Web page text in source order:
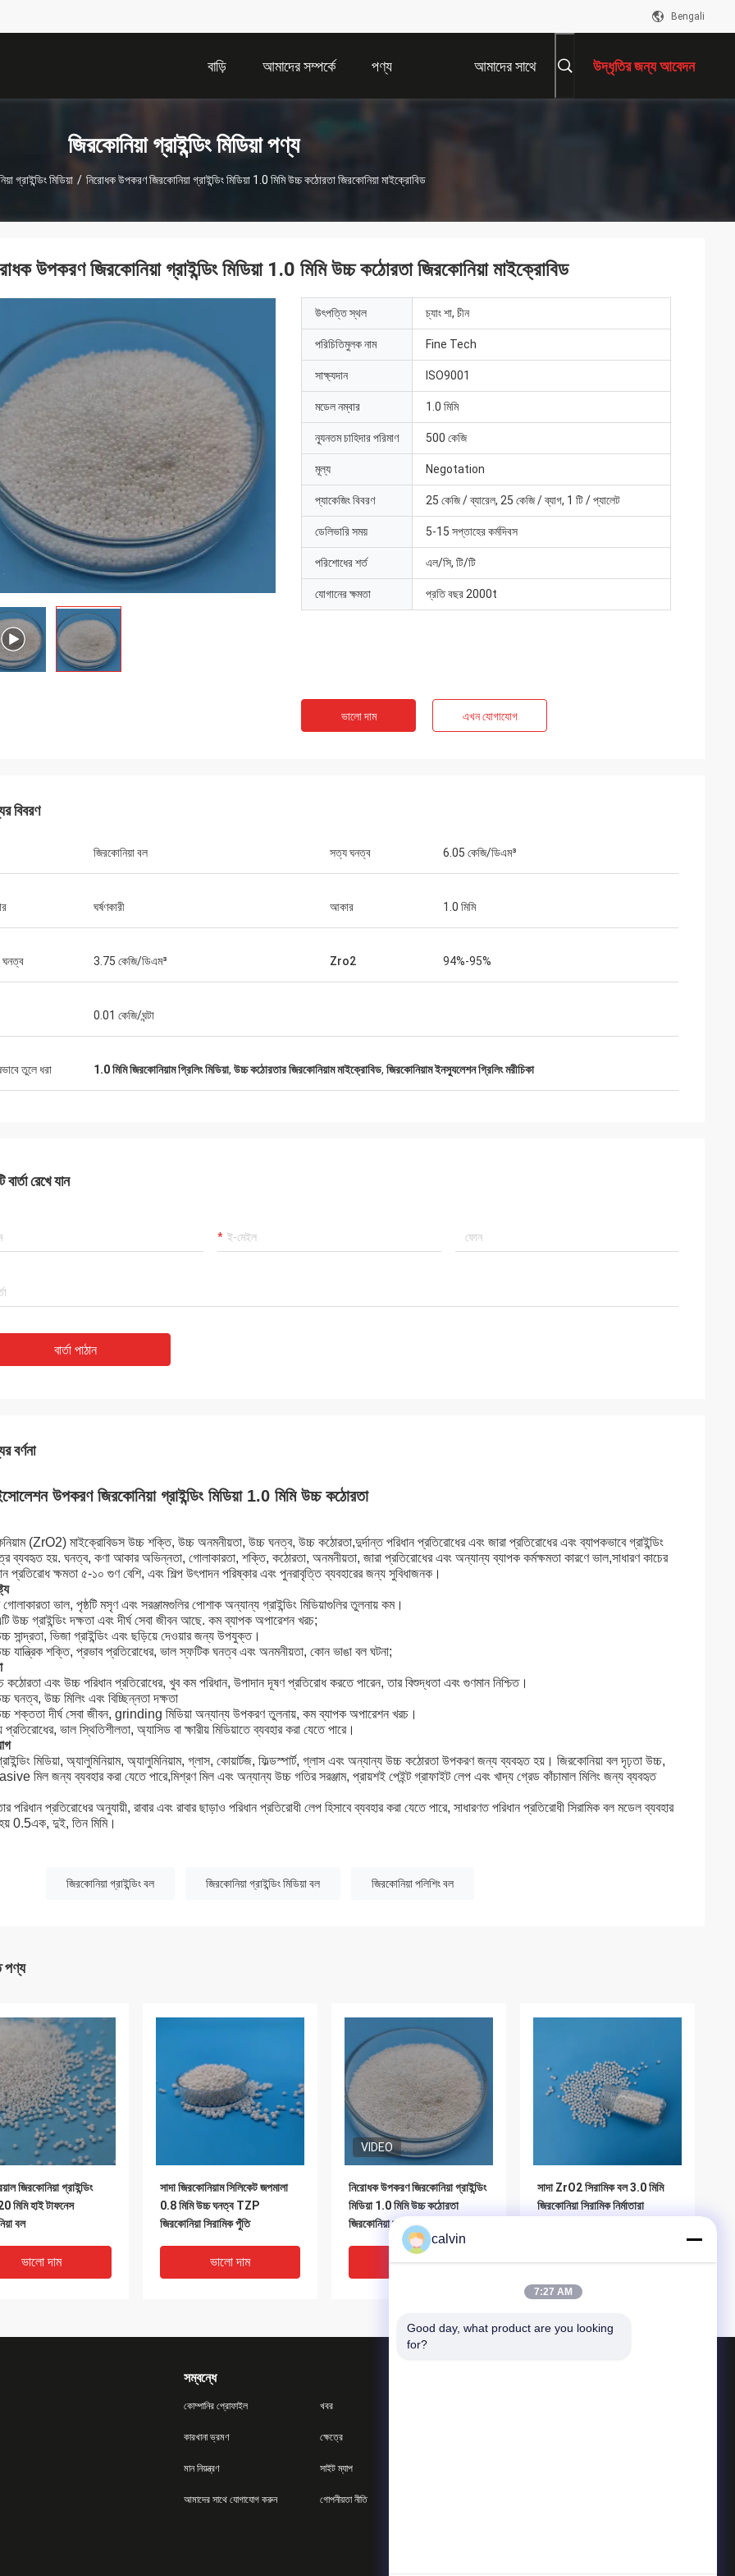
Bengali
বাড়ি আমাদের সম্পর্কে পণ্য আমাদের সাথে উদ্ধৃতির জন্য আবেদন
জিরকোনিয়া গ্রাইন্ডিং মিডিয়া পণ্য
গ্রাইন্ডিং মিডিয়া / নিরোধক উপকরণ জিরকোনিয়া গ্রাইন্ডিং মিডিয়া 1.0 মিমি উচ্চ কঠোরতা জিরকোনিয়া মাইক্রোবিড
উপকরণ জিরকোনিয়া গ্রাইন্ডিং মিডিয়া 1.0 মিমি উচ্চ কঠোরতা জিরকোনিয়া মাইক্রোবিড
উৎপত্তি স্থল চ্যাং শা, চীন
পরিচিতিমুলক নাম Fine Tech
সাক্ষ্যদান ISO9001
মডেল নম্বার 1.0 মিমি
ন্যূনতম চাহিদার পরিমাণ 500 কেজি
মূল্য Negotation
প্যাকেজিং বিবরণ 25 কেজি / ব্যারেল, 25 কেজি / ব্যাগ, 1 টি / প্যালেট
ডেলিভারি সময় 5-15 সপ্তাহের কর্মদিবস
পরিশোধের শর্ত এল/সি, টি/টি
যোগানের ক্ষমতা প্রতি বছর 2000t
ভালো দাম এখন যোগাযোগ
বিবরণ
জিরকোনিয়া বল সত্য ঘনত্ব 6.05 কেজি/ডিএম³
ঘর্ষণকারী আকার 1.0 মিমি
ঘনত্ব 3.75 কেজি/ডিএম³ Zro2 94%-95%
0.01 কেজি/ঘন্টা
তুলে ধরা 1.0 মিমি জিরকোনিয়াম গ্রিলিং মিডিয়া, উচ্চ কঠোরতার জিরকোনিয়াম মাইক্রোবিড, জিরকোনিয়াম ইনস্যুলেশন গ্রিলিং মরীচিকা
বার্তা রেখে যান
বার্তা পাঠান
বর্ণনা
উপকরণ জিরকোনিয়া গ্রাইন্ডিং মিডিয়া 1.0 মিমি উচ্চ কঠোরতা
(ZrO2) মাইক্রোবিডস উচ্চ শক্তি, উচ্চ অনমনীয়তা, উচ্চ ঘনত্ব, উচ্চ কঠোরতা,দুর্দান্ত পরিধান প্রতিরোধের এবং জারা প্রতিরোধের এবং ব্যাপকভাবে গ্রাইন্ডিং
ব্যবহৃত হয়. ঘনত্ব, কণা আকার অভিন্নতা, গোলাকারতা, শক্তি, কঠোরতা, অনমনীয়তা, জারা প্রতিরোধের এবং অন্যান্য ব্যাপক কর্মক্ষমতা কারণে ভাল,সাধারণ কাচের
প্রতিরোধ ক্ষমতা ৫-১০ গুণ বেশি, এবং শিল্প উৎপাদন পরিষ্কার এবং পুনরাবৃত্তি ব্যবহারের জন্য সুবিধাজনক।
ভাল, পৃষ্ঠটি মসৃণ এবং সরঞ্জামগুলির পোশাক অন্যান্য গ্রাইন্ডিং মিডিয়াগুলির তুলনায় কম।
উচ্চ গ্রাইন্ডিং দক্ষতা এবং দীর্ঘ সেবা জীবন আছে. কম ব্যাপক অপারেশন খরচ;
সান্দ্রতা, ভিজা গ্রাইন্ডিং এবং ছড়িয়ে দেওয়ার জন্য উপযুক্ত।
যান্ত্রিক শক্তি, প্রভাব প্রতিরোধের, ভাল স্ফটিক ঘনত্ব এবং অনমনীয়তা, কোন ভাঙা বল ঘটনা;
কঠোরতা এবং উচ্চ পরিধান প্রতিরোধের, খুব কম পরিধান, উপাদান দূষণ প্রতিরোধ করতে পারেন, তার বিশুদ্ধতা এবং গুণমান নিশ্চিত।
ঘনত্ব, উচ্চ মিলিং এবং বিচ্ছিন্নতা দক্ষতা
শক্ততা দীর্ঘ সেবা জীবন, grinding মিডিয়া অন্যান্য উপকরণ তুলনায়, কম ব্যাপক অপারেশন খরচ।
প্রতিরোধের, ভাল স্থিতিশীলতা, অ্যাসিড বা ক্ষারীয় মিডিয়াতে ব্যবহার করা যেতে পারে।
মিডিয়া, অ্যালুমিনিয়াম, অ্যালুমিনিয়াম, গ্লাস, কোয়ার্টজ, ফিল্ডস্পার্ট, গ্লাস এবং অন্যান্য উচ্চ কঠোরতা উপকরণ জন্য ব্যবহৃত হয়। জিরকোনিয়া বল দৃঢ়তা উচ্চ,
মিল জন্য ব্যবহার করা যেতে পারে,মিশ্রণ মিল এবং অন্যান্য উচ্চ গতির সরঞ্জাম, প্রায়শই পেইন্ট গ্রাফাইট লেপ এবং খাদ্য গ্রেড কাঁচামাল মিলিং জন্য ব্যবহৃত
পরিধান প্রতিরোধের অনুযায়ী, রাবার এবং রাবার ছাড়াও পরিধান প্রতিরোধী লেপ হিসাবে ব্যবহার করা যেতে পারে, সাধারণত পরিধান প্রতিরোধী সিরামিক বল মডেল ব্যবহার
0.5এক, দুই, তিন মিমি।
জিরকোনিয়া গ্রাইন্ডিং বল জিরকোনিয়া গ্রাইন্ডিং মিডিয়া বল জিরকোনিয়া পলিশিং বল
পণ্য
জিরকোনিয়া গ্রাইন্ডিং
মিমি হাই টাফনেস
বল
ভালো দাম
সাদা জিরকোনিয়াম সিলিকেট জপমালা
0.8 মিমি উচ্চ ঘনত্ব TZP
জিরকোনিয়া সিরামিক পুঁতি
ভালো দাম
VIDEO
নিরোধক উপকরণ জিরকোনিয়া গ্রাইন্ডিং
মিডিয়া 1.0 মিমি উচ্চ কঠোরতা
জিরকোনিয়া মাইক্রোবিড
ভালো দাম
সাদা ZrO2 সিরামিক বল 3.0 মিমি
জিরকোনিয়া সিরামিক নির্মাতারা
ভালো দাম
মসৃণতা জন্য স্পষ্টতা Zirconia
সম্বন্ধে
কোম্পানির প্রোফাইল
কারখানা ভ্রমণ
মান নিয়ন্ত্রণ
আমাদের সাথে যোগাযোগ করুন
খবর
ক্ষেত্রে
সাইট ম্যাপ
গোপনীয়তা নীতি
calvin
7:27 AM
Good day, what product are you looking
for?